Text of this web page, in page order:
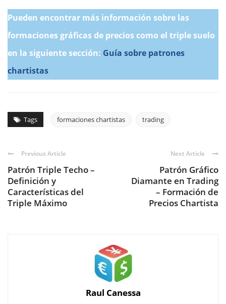
Pueden encontrar más información sobre las
formaciones gráficas de precios como el triple suelo
en la siguiente sección: Guía sobre patrones
chartistas
Tags formaciones chartistas trading
Previous Article
Patrón Triple Techo –
Definición y
Características del
Triple Máximo
Next Article
Patrón Gráfico
Diamante en Trading
– Formación de
Precios Chartista
Raul Canessa